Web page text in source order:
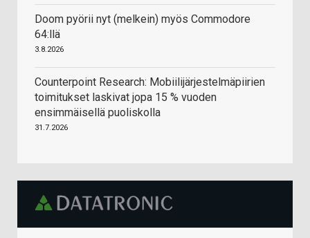
Doom pyörii nyt (melkein) myös Commodore
64:llä
3.8.2026
Counterpoint Research: Mobiilijärjestelmäpiirien
toimitukset laskivat jopa 15 % vuoden
ensimmäisellä puoliskolla
31.7.2026